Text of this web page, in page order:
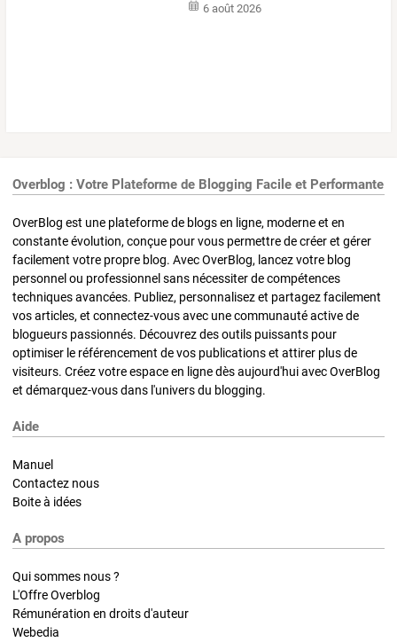
6 août 2026
Overblog : Votre Plateforme de Blogging Facile et Performante
OverBlog est une plateforme de blogs en ligne, moderne et en
constante évolution, conçue pour vous permettre de créer et gérer
facilement votre propre blog. Avec OverBlog, lancez votre blog
personnel ou professionnel sans nécessiter de compétences
techniques avancées. Publiez, personnalisez et partagez facilement
vos articles, et connectez-vous avec une communauté active de
blogueurs passionnés. Découvrez des outils puissants pour
optimiser le référencement de vos publications et attirer plus de
visiteurs. Créez votre espace en ligne dès aujourd'hui avec OverBlog
et démarquez-vous dans l'univers du blogging.
Aide
Manuel
Contactez nous
Boite à idées
A propos
Qui sommes nous ?
L'Offre Overblog
Rémunération en droits d'auteur
Webedia